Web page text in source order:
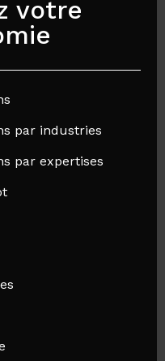
votre
par industries
par expertises